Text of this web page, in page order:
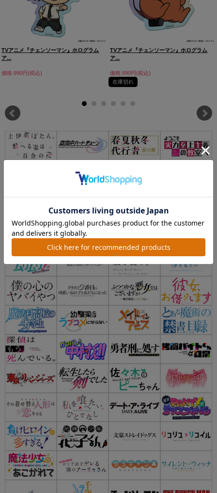
TVアニメ『チェンソーマン』ホログラム
ア...
価格:990円(税込)
TVアニメ『チェンソーマン』ホログラム
ア...
価格:990円(税込)
在庫切れ